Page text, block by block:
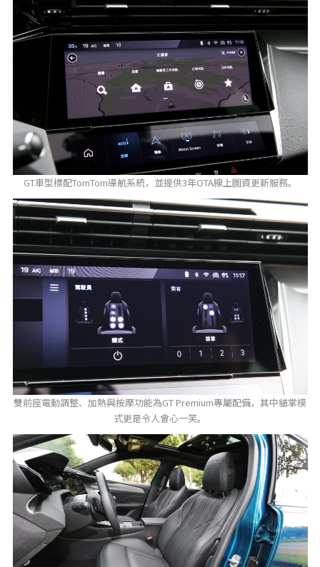
GT車型標配TomTom導航系統，並提供3年OTA線上圖資更新服務。
雙前座電動調整、加熱與按摩功能為GT Premium專屬配備，其中貓掌模
式更是令人會心一笑。